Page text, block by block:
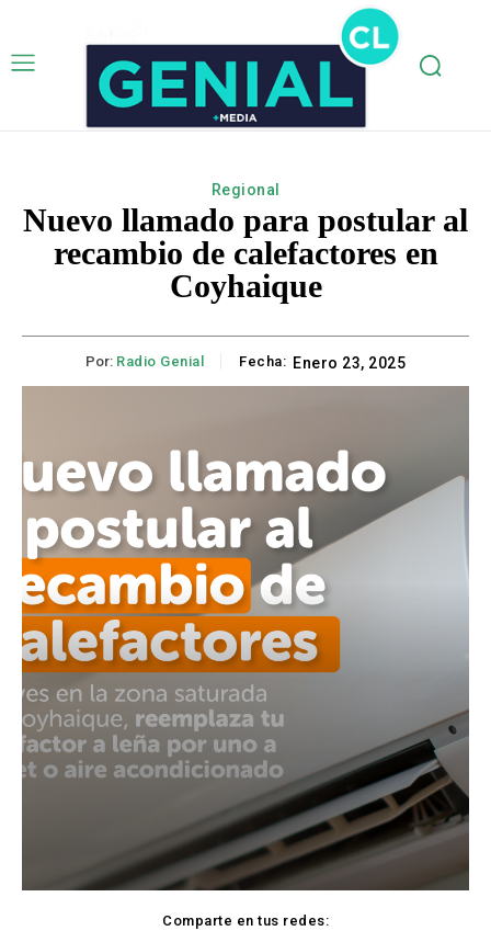
Regional
Nuevo llamado para postular al
recambio de calefactores en
Coyhaique
Por: Radio Genial Fecha: Enero 23, 2025
Comparte en tus redes: